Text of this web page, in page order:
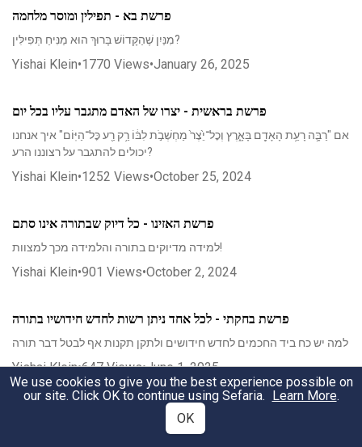
פרשת בא - תפילין ומוסר מלחמה
מִנַּיִן שֶׁהַקָּדוֹשׁ בָּרוּךְ הוּא מַנִּיחַ תְּפִילִּין?
Yishai Klein•1770 Views•January 26, 2025
פרשת בראשית - יצרו של האדם מתגבר עליו בכל יום
אם "רַבָּ֛ה רָעַ֥ת הָאָדָ֖ם בָּאָ֑רֶץ וְכׇל־יֵ֙צֶר֙ מַחְשְׁבֹ֣ת לִבּ֔וֹ רַ֥ק רַ֖ע כׇּל־הַיּֽוֹם" איך אנחנו
יכולים להתגבר על רצוננו הרע?
Yishai Klein•1252 Views•October 25, 2024
פרשת האזינו - כל דיוק שבתורה אינו סתם
למידה מדיוקים בתורה והלמידה מכך למצוות!
Yishai Klein•901 Views•October 2, 2024
פרשת בחקתי - לכל אחד ניתן רשות לחדש חידושיו בתורה
למה יש כח ביד החכמים לחדש חידושים ולתקן תקנות אף לבטל דבר תורה
Yishai Klein•647 Views•June 1, 2025
פרשת בהר - אמונה ואדמת ארץ ישראל
משמעות מצוות "וְשָׁבְתָ֣ה הָאָ֔רֶץ שַׁבָּ֖ת לַה׳"
We use cookies to give you the best experience possible on
our site. Click OK to continue using Sefaria. Learn More.
OK